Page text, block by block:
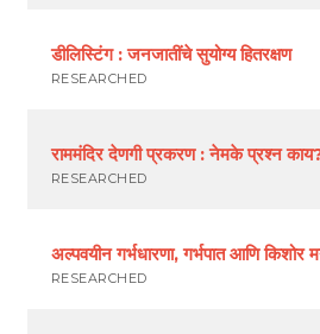
डीलिस्टिंग : जनजातींचे सुयोग्य हितरक्षण
RESEARCHED
राममंदिर देणगी प्रकरण : नेमके प्रश्न
RESEARCHED
अल्पवयीन गर्भधारणा, गर्भपात आणि किशोर
RESEARCHED